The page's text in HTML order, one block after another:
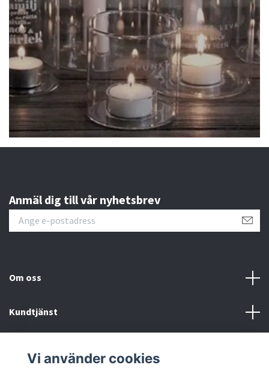
Anmäl dig till vår nyhetsbrev
Om oss
Kundtjänst
Vi använder cookies